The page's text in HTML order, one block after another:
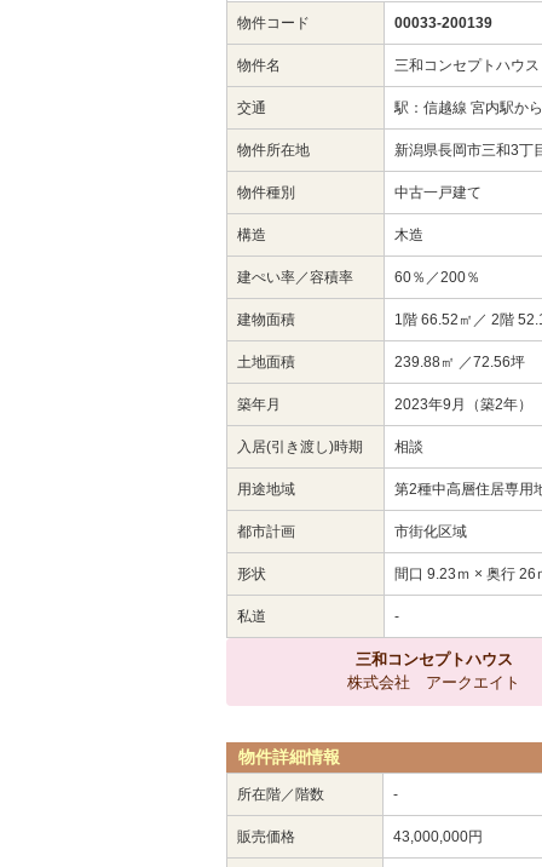
物件コード 00033-200139
物件名 三和コンセプトハウス
交通 駅：信越線 宮内駅か
物件所在地 新潟県長岡市三和3丁
物件種別 中古一戸建て
構造 木造
建ぺい率／容積率 60％／200％
建物面積 1階 66.52㎡／ 2階
土地面積 239.88㎡ ／72.56坪
築年月 2023年9月（築2年）
入居(引き渡し)時期 相談
用途地域 第2種中高層住居専用
都市計画 市街化区域
形状 間口 9.23ｍ × 奥行 26
私道 -
三和コンセプトハウス
株式会社 アークエイト
物件詳細情報
所在階／階数 -
販売価格 43,000,000円